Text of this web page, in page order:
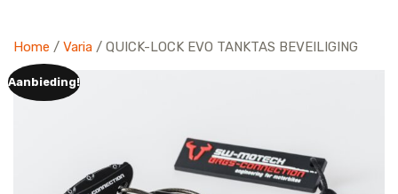
Home / Varia / QUICK-LOCK EVO TANKTAS BEVEILIGING
Aanbieding!